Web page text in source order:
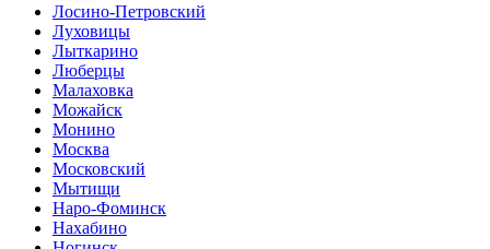
Лосино-Петровский
Луховицы
Лыткарино
Люберцы
Малаховка
Можайск
Монино
Москва
Московский
Мытищи
Наро-Фоминск
Нахабино